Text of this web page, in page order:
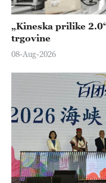
„Kineska prilike
trgovine
08-Aug-2026